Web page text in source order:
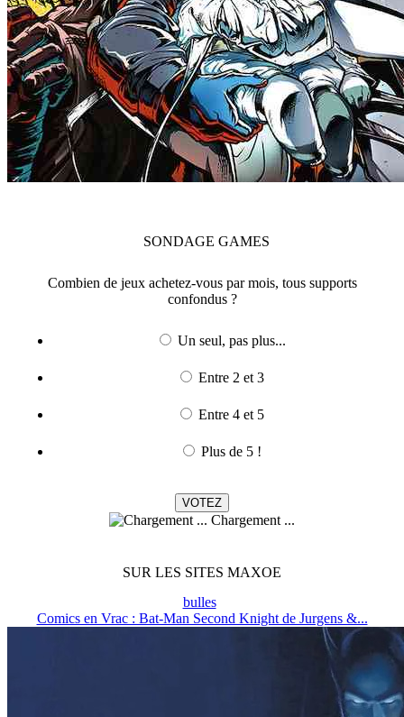
SONDAGE GAMES
Combien de jeux achetez-vous par mois, tous supports
confondus ?
Un seul, pas plus...
Entre 2 et 3
Entre 4 et 5
Plus de 5 !
Chargement ...
SUR LES SITES MAXOE
bulles
Comics en Vrac : Bat-Man Second Knight de Jurgens &...